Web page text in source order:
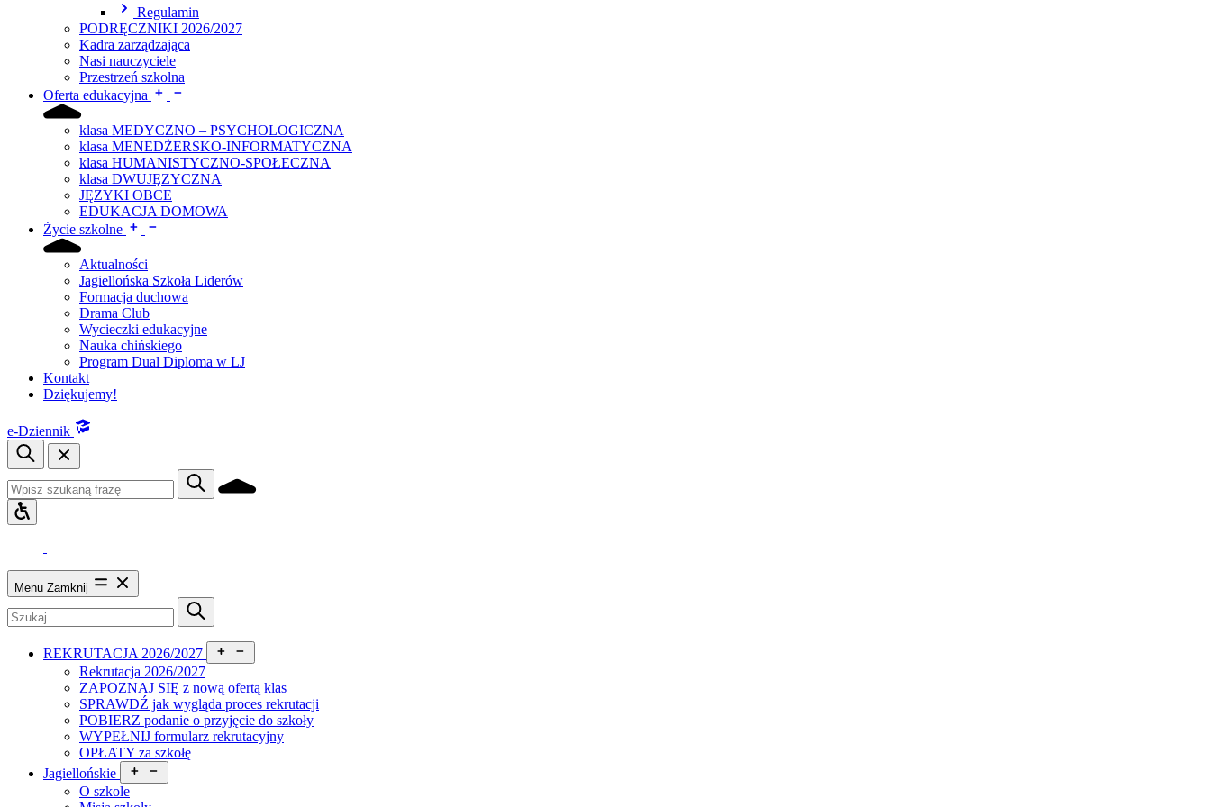
Regulamin
PODRĘCZNIKI 2026/2027
Kadra zarządzająca
Nasi nauczyciele
Przestrzeń szkolna
Oferta edukacyjna
klasa MEDYCZNO – PSYCHOLOGICZNA
klasa MENEDŻERSKO-INFORMATYCZNA
klasa HUMANISTYCZNO-SPOŁECZNA
klasa DWUJĘZYCZNA
JĘZYKI OBCE
EDUKACJA DOMOWA
Życie szkolne
Aktualności
Jagiellońska Szkoła Liderów
Formacja duchowa
Drama Club
Wycieczki edukacyjne
Nauka chińskiego
Program Dual Diploma w LJ
Kontakt
Dziękujemy!
e-Dziennik
Menu Zamknij
REKRUTACJA 2026/2027
Rekrutacja 2026/2027
ZAPOZNAJ SIĘ z nową ofertą klas
SPRAWDŹ jak wygląda proces rekrutacji
POBIERZ podanie o przyjęcie do szkoły
WYPEŁNIJ formularz rekrutacyjny
OPŁATY za szkołę
Jagiellońskie
O szkole